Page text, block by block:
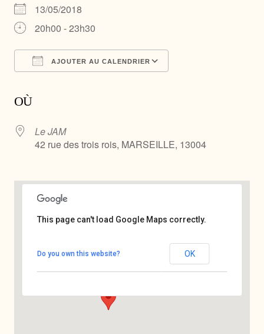
13/05/2018
20h00 - 23h30
AJOUTER AU CALENDRIER
OÙ
Le JAM
42 rue des trois rois, MARSEILLE, 13004
Voir Évènements
This page can't load Google Maps correctly.
Do you own this website? OK